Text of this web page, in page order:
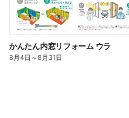
かんたん内窓リフォーム ウラ
8月4日 ～8月31日